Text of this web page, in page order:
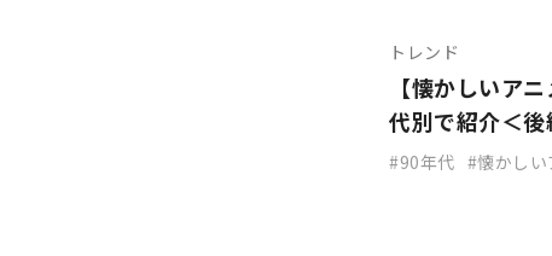
トレンド
【懐かしいア
代別で紹介＜後
90年代 懐かしい